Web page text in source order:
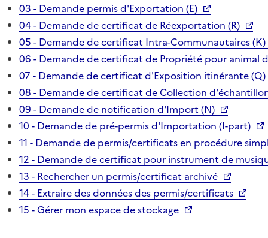
03 - Demande permis d'Exportation (E)
04 - Demande de certificat de Réexportation (R)
05 - Demande de certificat Intra-Communautaires (K)
06 - Demande de certificat de Propriété pour animal
07 - Demande de certificat d'Exposition itinérante (Q)
08 - Demande de certificat de Collection
09 - Demande de notification d'Import (N)
10 - Demande de pré-permis d'Importation (I-part)
11 - Demande de permis/certificats en procédure
12 - Demande de certificat pour instrument de
13 - Rechercher un permis/certificat archivé
14 - Extraire des données des permis/certificats
15 - Gérer mon espace de stockage